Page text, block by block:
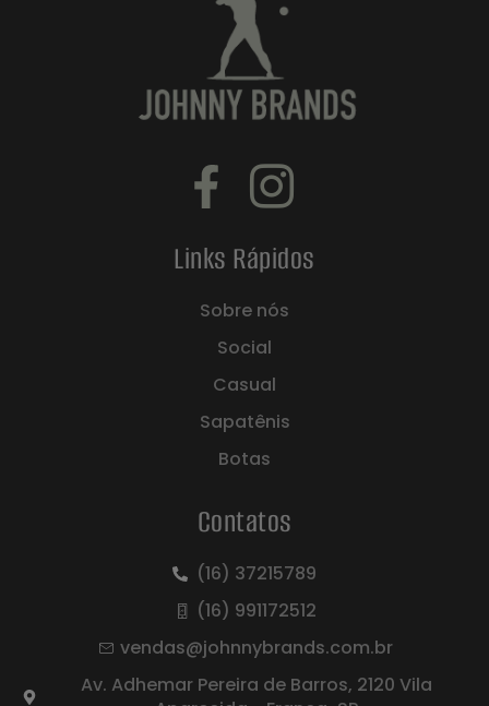
Links Rápidos
Sobre nós
Social
Casual
Sapatênis
Botas
Contatos
(16) 37215789
(16) 991172512
vendas@johnnybrands.com.br
Av. Adhemar Pereira de Barros, 2120 Vila